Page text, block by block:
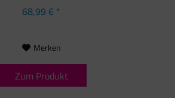
68,99 € *
Merken
Zum Produkt